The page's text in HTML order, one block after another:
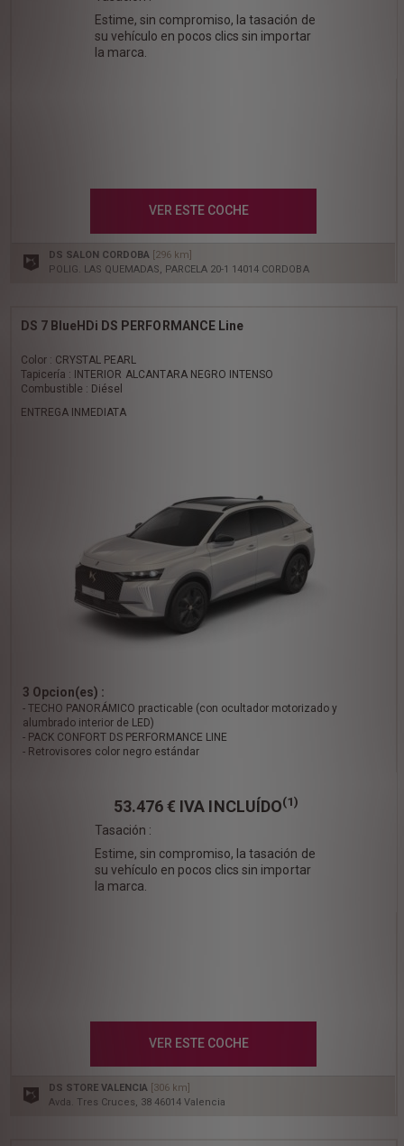
Estime, sin compromiso, la tasación de
su vehículo en pocos clics sin importar
la marca.
VER ESTE COCHE
DS SALON CORDOBA [296 km]
POLIG. LAS QUEMADAS, PARCELA 20-1 14014 CORDOBA
DS 7 BlueHDi DS PERFORMANCE Line
Color : CRYSTAL PEARL
Tapicería : INTERIOR ALCANTARA NEGRO INTENSO
Combustible : Diésel
ENTREGA INMEDIATA
3 Opcion(es) :
- TECHO PANORÁMICO practicable (con ocultador motorizado y
alumbrado interior de LED)
- PACK CONFORT DS PERFORMANCE LINE
- Retrovisores color negro estándar
53.476 € IVA INCLUÍDO(1)
Tasación :
Estime, sin compromiso, la tasación de
su vehículo en pocos clics sin importar
la marca.
VER ESTE COCHE
DS STORE VALENCIA [306 km]
Avda. Tres Cruces, 38 46014 Valencia